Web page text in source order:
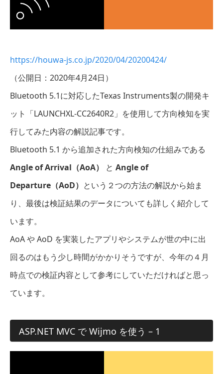
https://houwa-js.co.jp/2020/04/20200424/
（公開日：2020年4月24日）
Bluetooth 5.1に対応したTexas Instruments製の開発キ
ット「LAUNCHXL-CC2640R2」を使用して方向検知を実
行してみた内容の解説記事です。
Bluetooth 5.1 から追加された方向検知の仕組みである
Angle of Arrival（AoA）
と Angle of
Departure（AoD） という２つの方法の解説から始ま
り、最後は検証結果のデータについても詳しく紹介して
います。
AoA や AoD を実装したアプリやシステムが世の中に出
回るのはもう少し時間がかかりそうですが、今年の４月
時点での検証内容として参考にしていただければと思っ
ています。
ASP.NET MVC で Wijmo を使う – 1